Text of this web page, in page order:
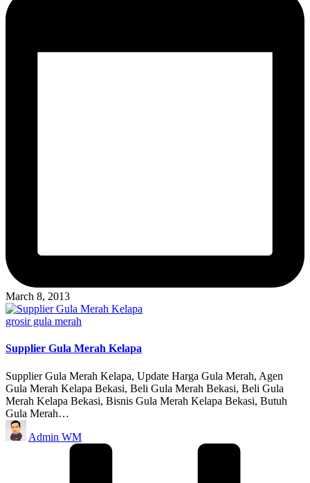
March 8, 2013
Posted
grosir gula merah
Supplier Gula Merah Kelapa
Supplier Gula Merah Kelapa, Update Harga Gula Merah, Agen
Gula Merah Kelapa Bekasi, Beli Gula Merah Bekasi, Beli Gula
Merah Kelapa Bekasi, Bisnis Gula Merah Kelapa Bekasi, Butuh
Gula Merah…
Posted
by
Admin WM